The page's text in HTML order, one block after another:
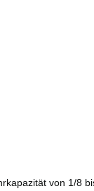
von 1/8